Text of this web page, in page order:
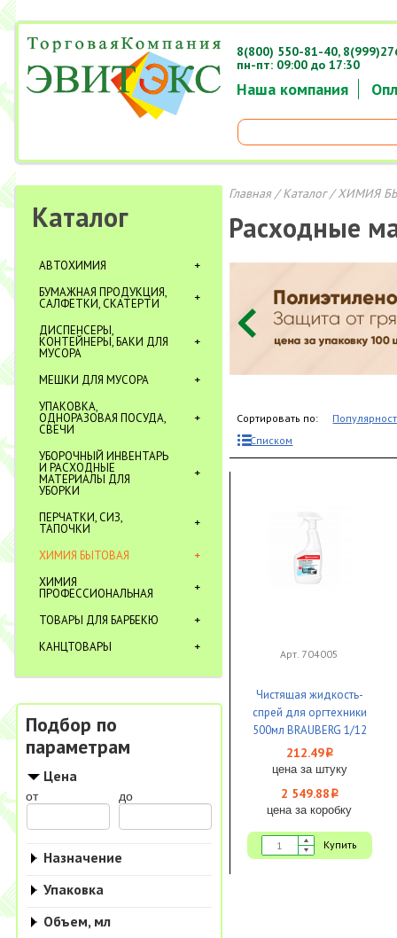
Наша компания
8(800) 550-81-40,
пн-пт: 09:00 до 17:30
Каталог
АВТОХИМИЯ
БУМАЖНАЯ ПРОДУКЦИЯ,
САЛФЕТКИ, СКАТЕРТИ
ДИСПЕНСЕРЫ,
КОНТЕЙНЕРЫ, БАКИ ДЛЯ
МУСОРА
МЕШКИ ДЛЯ МУСОРА
УПАКОВКА,
ОДНОРАЗОВАЯ ПОСУДА,
СВЕЧИ
УБОРОЧНЫЙ ИНВЕНТАРЬ
И РАСХОДНЫЕ
МАТЕРИАЛЫ ДЛЯ
УБОРКИ
ПЕРЧАТКИ, СИЗ,
ТАПОЧКИ
ХИМИЯ БЫТОВАЯ
ХИМИЯ
ПРОФЕССИОНАЛЬНАЯ
ТОВАРЫ ДЛЯ БАРБЕКЮ
КАНЦТОВАРЫ
Подбор по
параметрам
Цена
от до
Назначение
Упаковка
Объем, мл
Главная/Каталог/ХИМИЯ
Расходные
Сортировать по:
Списком
Арт. 704005
Чистящая жидкость-
спрей для оргтехники
500мл BRAUBERG 1/12
212.49i
цена за штуку
2 549.88 i
цена за коробку
Купить